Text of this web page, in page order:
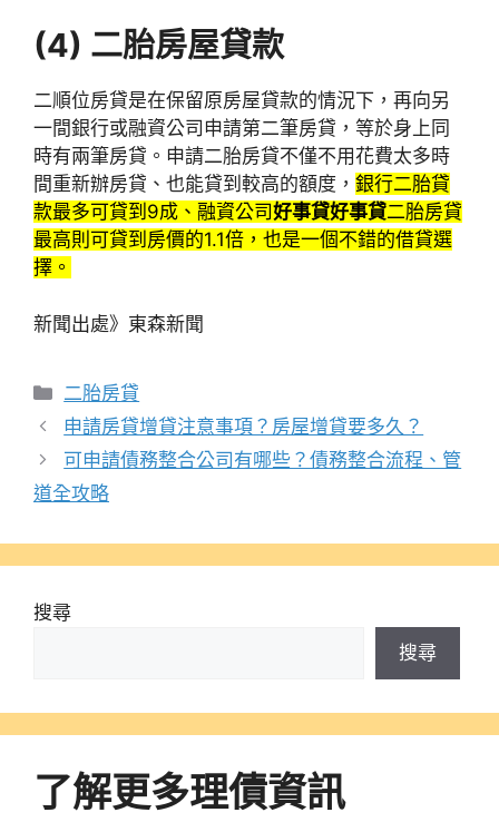
(4) 二胎房屋貸款
二順位房貸是在保留原房屋貸款的情況下，再向另
一間銀行或融資公司申請第二筆房貸，等於身上同
時有兩筆房貸。申請二胎房貸不僅不用花費太多時
間重新辦房貸、也能貸到較高的額度， 銀行二胎貸
款最多可貸到9成、融資公司好事貸好事貸二胎房貸
最高則可貸到房價的1.1倍，也是一個不錯的借貸選
擇。
新聞出處》東森新聞
分
類
二胎房貸
申請房貸增貸注意事項？房屋增貸要多久？
可申請債務整合公司有哪些？債務整合流程、管
道全攻略
搜尋
搜尋
了解更多理債資訊